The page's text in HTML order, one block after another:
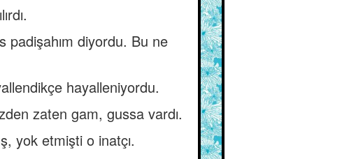
padişahım diyordu. Bu ne
hayalleniyordu.
zaten gam, gussa vardı.
yok etmişti o inatçı.